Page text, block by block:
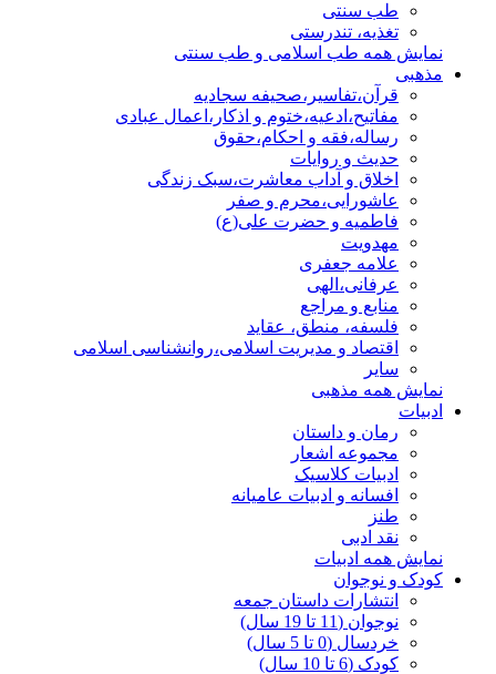
طب سنتی
تغذیه، تندرستی
نمایش همه طب اسلامی و طب سنتی
مذهبی
قرآن،تفاسیر،صحیفه سجادیه
مفاتیح،ادعیه،ختوم و اذکار،اعمال عبادی
رساله،فقه و احکام،حقوق
حدیث و روایات
اخلاق و آداب معاشرت،سبک زندگی
عاشورایی،محرم و صفر
فاطمیه و حضرت علی(ع)
مهدویت
علامه جعفری
عرفانی،الهی
منابع و مراجع
فلسفه، منطق، عقاید
اقتصاد و مدیریت اسلامی،روانشناسی اسلامی
سایر
نمایش همه مذهبی
ادبیات
رمان و داستان
مجموعه اشعار
ادبیات کلاسیک
افسانه و ادبیات عامیانه
طنز
نقد ادبی
نمایش همه ادبیات
کودک و نوجوان
انتشارات داستان جمعه
نوجوان (11 تا 19 سال)
خردسال (0 تا 5 سال)
کودک (6 تا 10 سال)